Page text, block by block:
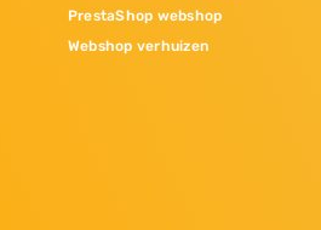
PrestaShop webshop
Webshop verhuizen